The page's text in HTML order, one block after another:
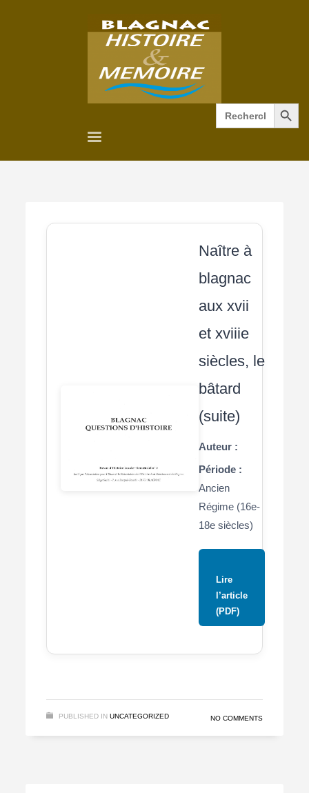
Search
for:
Search Button
Naître à
blagnac
aux xvii
et xviiie
siècles, le
bâtard
(suite)
Auteur :
Période :
Ancien
Régime (16e-
18e siècles)
Lire
l’article
(PDF)
PUBLISHED IN UNCATEGORIZED NO COMMENTS